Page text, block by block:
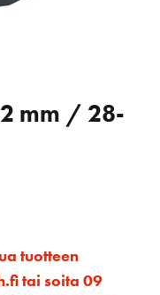
mm / 28-
tuotteen
tai soita 09